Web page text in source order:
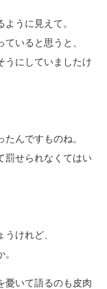
うに見えて。
いると思うと、
うにしていましたけ
んですものね。
罰せられなくてはい
けれど、
憂いて語るのも皮肉